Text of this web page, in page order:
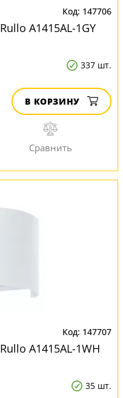
147706
A1415AL-1GY
337 шт.
В КОРЗИНУ
147707
A1415AL-1WH
35 шт.